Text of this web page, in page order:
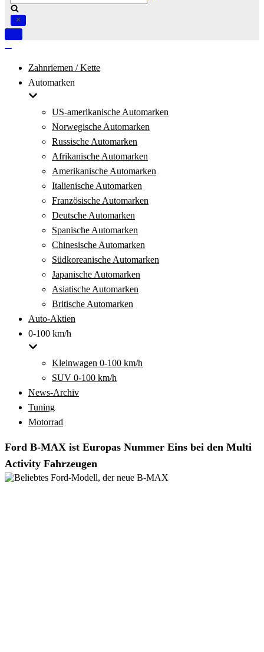
Navigation
Zahnriemen / Kette
Automarken
US-amerikanische Automarken
Norwegische Automarken
Russische Automarken
Afrikanische Automarken
Amerikanische Automarken
Italienische Automarken
Französische Automarken
Deutsche Automarken
Spanische Automarken
Chinesische Automarken
Südkoreanische Automarken
Japanische Automarken
Asiatische Automarken
Britische Automarken
Auto-Aktien
0-100 km/h
Kleinwagen 0-100 km/h
SUV 0-100 km/h
News-Archiv
Tuning
Motorrad
Ford B-MAX ist Europas Nummer Eins bei den Multi
Activity Fahrzeugen